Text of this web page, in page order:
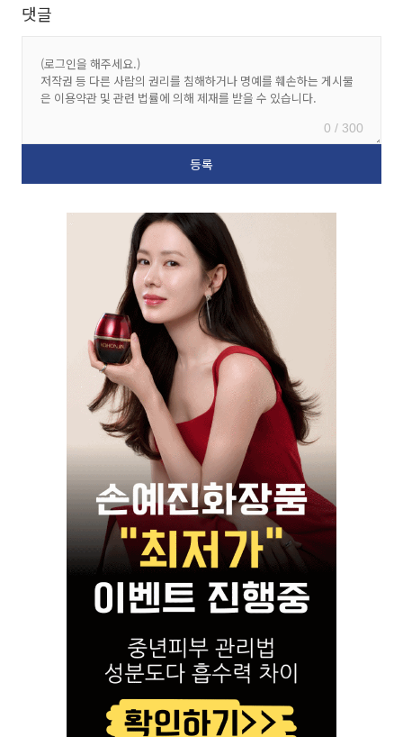
댓글
0 / 300